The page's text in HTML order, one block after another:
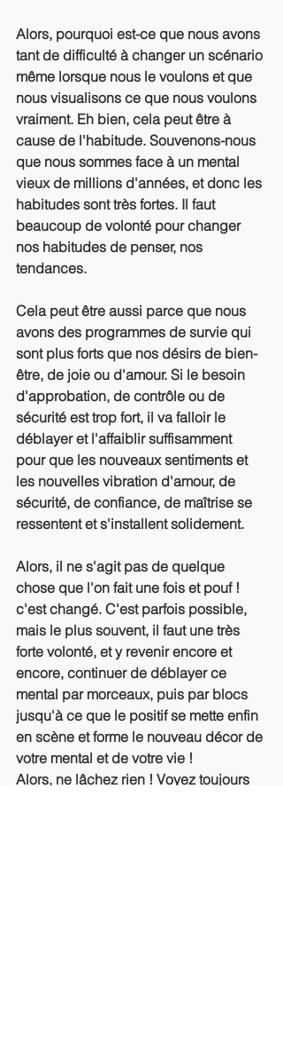
Alors, pourquoi est-ce que nous avons
tant de difficulté à changer un scénario
même lorsque nous le voulons et que
nous visualisons ce que nous voulons
vraiment. Eh bien, cela peut être à
cause de l'habitude. Souvenons-nous
que nous sommes face à un mental
vieux de millions d'années, et donc les
habitudes sont très fortes. Il faut
beaucoup de volonté pour changer
nos habitudes de penser, nos
tendances.
Cela peut être aussi parce que nous
avons des programmes de survie qui
sont plus forts que nos désirs de bien-
être, de joie ou d'amour. Si le besoin
d'approbation, de contrôle ou de
sécurité est trop fort, il va falloir le
déblayer et l'affaiblir suffisamment
pour que les nouveaux sentiments et
les nouvelles vibration d'amour, de
sécurité, de confiance, de maîtrise se
ressentent et s'installent solidement.
Alors, il ne s'agit pas de quelque
chose que l'on fait une fois et pouf !
c'est changé. C'est parfois possible,
mais le plus souvent, il faut une très
forte volonté, et y revenir encore et
encore, continuer de déblayer ce
mental par morceaux, puis par blocs
jusqu'à ce que le positif se mette enfin
en scène et forme le nouveau décor de
votre mental et de votre vie !
Alors, ne lâchez rien ! Voyez toujours